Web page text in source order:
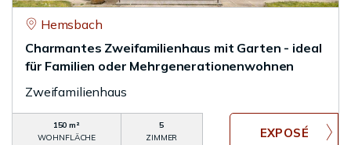
Hemsbach
Charmantes Zweifamilienhaus mit Garten - ideal
für Familien oder Mehrgenerationenwohnen
Zweifamilienhaus
150 m²
WOHNFLÄCHE
5
ZIMMER